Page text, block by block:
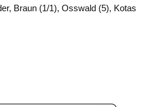
Braun (1/1), Osswald (5), Kotas